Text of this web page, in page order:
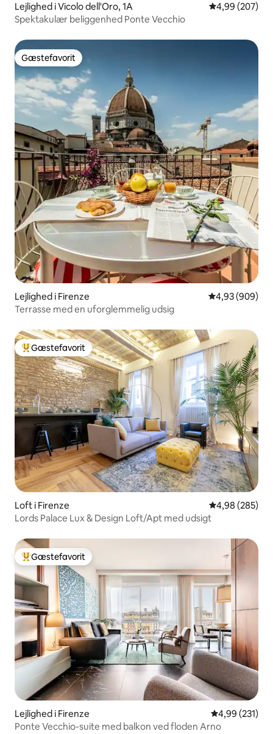
Lejlighed i Vicolo dell'Oro, 1A 4,99 ud af 5 i
4,99 (207)
Spektakulær beliggenhed Ponte Vecchio
Gæstefavorit
Gæstefavorit
Lejlighed i Firenze 4,93 ud af 5 i
4,93 (909)
Terrasse med en uforglemmelig udsig
Bedste gæstefavorit
Gæstefavorit
Loft i Firenze 4,98 ud af 5 i
4,98 (285)
Lords Palace Lux & Design Loft/Apt med udsigt
Bedste gæstefavorit
Gæstefavorit
Lejlighed i Firenze 4,99 ud af 5 i
4,99 (231)
Ponte Vecchio-suite med balkon ved floden Arno